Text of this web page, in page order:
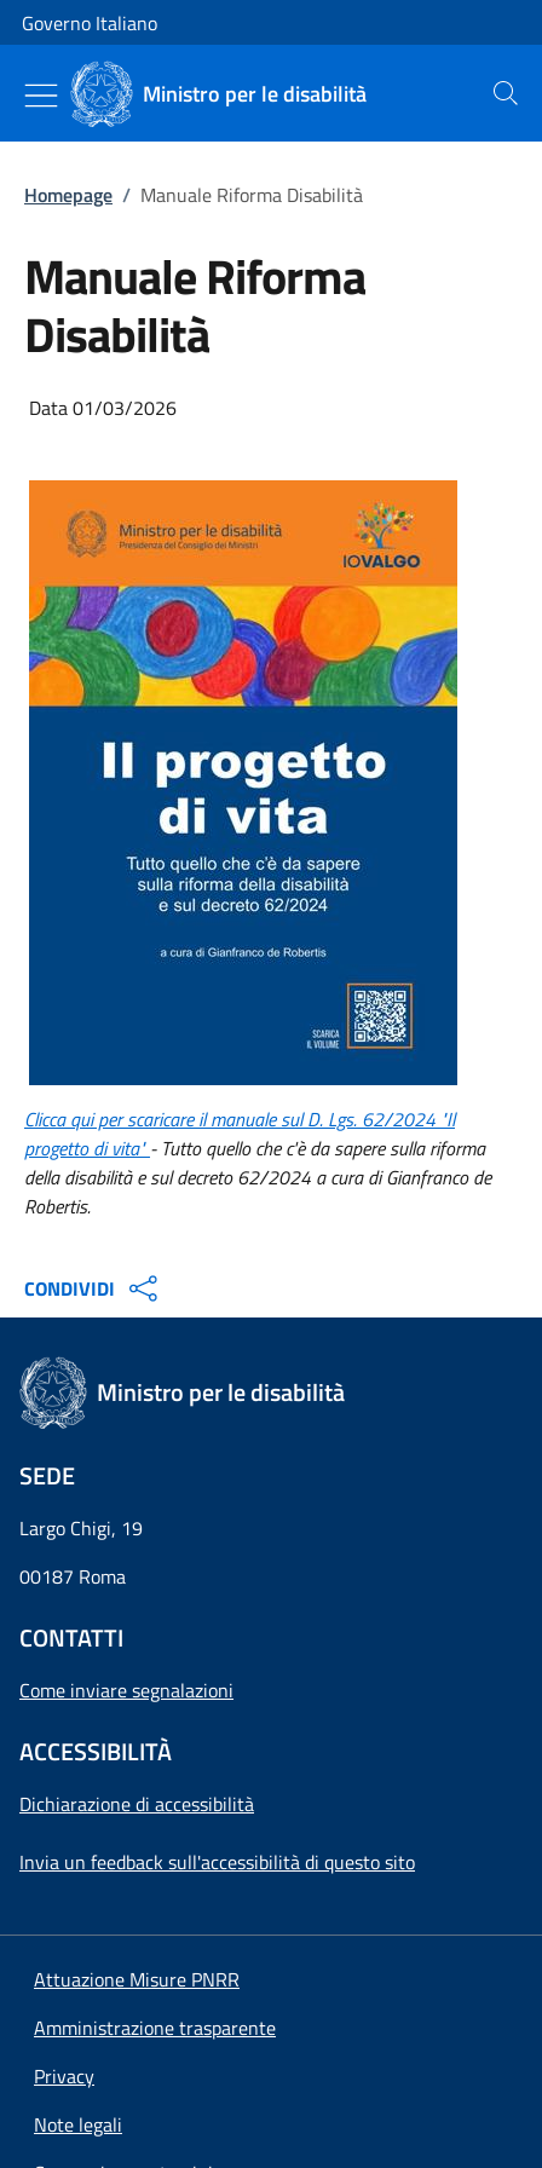
Vai al contenuto
Vai alla navigazione del sito
Governo Italiano
Ministro per le disabilità Cerca
Homepage / Manuale Riforma Disabilità
Manuale Riforma
Disabilità
Data 01/03/2026
Clicca qui per scaricare il manuale sul D. Lgs. 62/2024 "Il
progetto di vita"- Tutto quello che c'è da sapere sulla riforma
della disabilità e sul decreto 62/2024 a cura di Gianfranco de
Robertis.
CONDIVIDI
Ministro per le disabilità
SEDE
Largo Chigi, 19
00187 Roma
CONTATTI
Come inviare segnalazioni
ACCESSIBILITÀ
Dichiarazione di accessibilità
Invia un feedback sull'accessibilità di questo sito
Attuazione Misure PNRR
Amministrazione trasparente
Privacy
Note legali